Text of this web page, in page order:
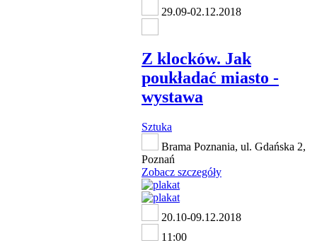
29.09-02.12.2018
Z klocków. Jak
poukładać miasto -
wystawa
Sztuka
Brama Poznania, ul. Gdańska 2,
Poznań
Zobacz szczegóły
20.10-09.12.2018
11:00